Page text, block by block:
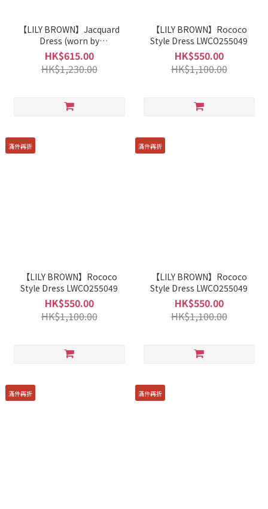
【LILY BROWN】Jacquard
Dress (worn by
Hearts2Hearts) LWFO255033
HK$615.00
HK$1,230.00
【LILY BROWN】Rococo
Style Dress LWCO255049
HK$550.00
HK$1,100.00
滿件再折
【LILY BROWN】Rococo
Style Dress LWCO255049
HK$550.00
HK$1,100.00
滿件再折
【LILY BROWN】Rococo
Style Dress LWCO255049
HK$550.00
HK$1,100.00
滿件再折 滿件再折